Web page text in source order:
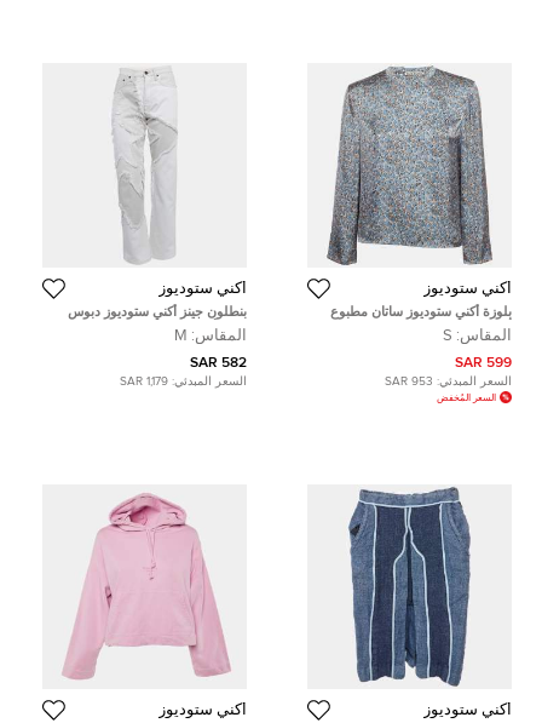
أكني ستوديوز
بلوزة أكني ستوديوز ساتان مطبوع
أزرق صغير
المقاس: S
599 SAR
السعر المبدئي: 953 SAR
السعر المُخفض
أكني ستوديوز
بنطلون جينز أكني ستوديوز دبوس
بوصة
المقاس: M
582 SAR
السعر المبدئي: 1,179 SAR
أكني ستوديوز أكني ستوديوز